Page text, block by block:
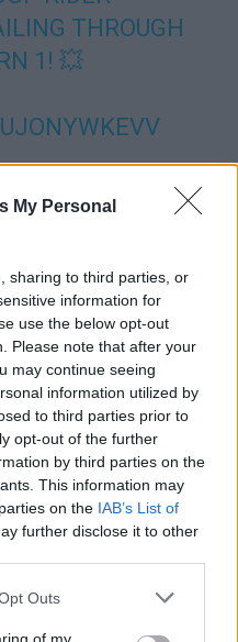
My Personal
sharing to third parties, or
information for
use the below opt-out
Please note that after your
may continue seeing
information utilized by
to third parties prior to
opt-out of the further
by third parties on the
This information may
on the IAB’s List of
further disclose it to other
uses one or more Google
Outs